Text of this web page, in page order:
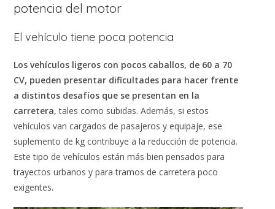
potencia del motor
El vehículo tiene poca potencia
Los vehículos ligeros con pocos caballos, de 60 a 70
CV, pueden presentar dificultades para hacer frente
a distintos desafíos que se presentan en la
carretera, tales como subidas. Además, si estos
vehículos van cargados de pasajeros y equipaje, ese
suplemento de kg contribuye a la reducción de potencia.
Este tipo de vehículos están más bien pensados para
trayectos urbanos y para tramos de carretera poco
exigentes.